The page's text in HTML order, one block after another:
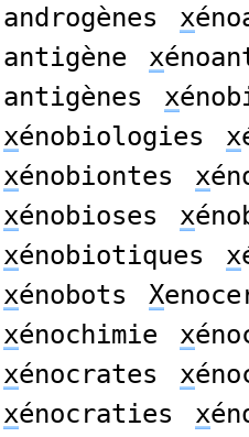
androgènes
x
antigène
x
antigènes
x
xénobiologies x
xénobiontes x
xénobioses x
xénobiotiques x
xénobots X
xénochimie x
xénocrates x
xénocraties x